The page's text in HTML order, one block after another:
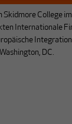
Skidmore College
Internationale
DC.